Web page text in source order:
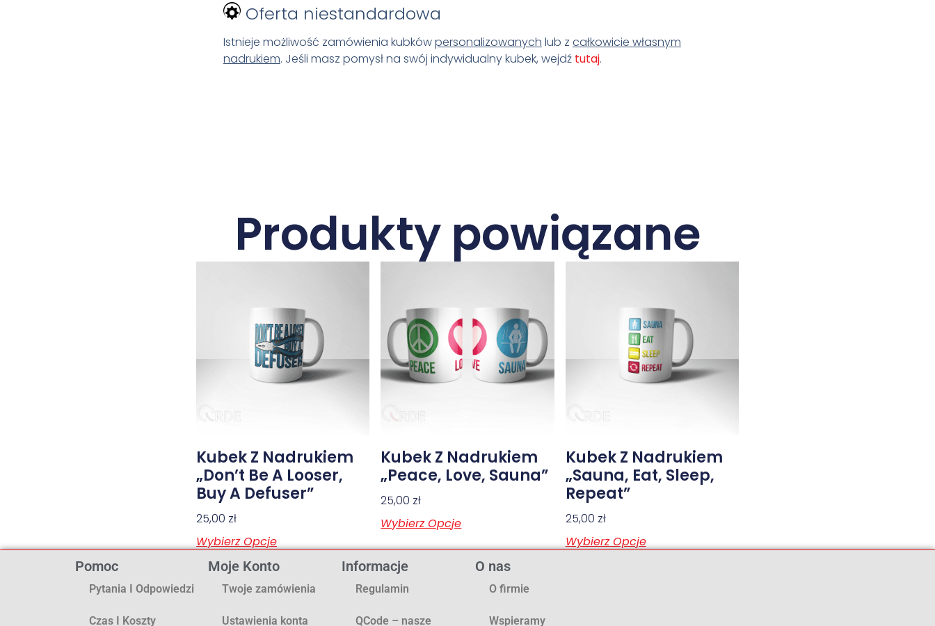
Oferta niestandardowa
Istnieje możliwość zamówienia kubkówpersonalizowanych lub z całkowicie własnym
nadrukiem. Jeśli masz pomysł na swój indywidualny kubek, wejdź tutaj.
Produkty powiązane
Kubek Z Nadrukiem
„Don’t Be A Looser,
Buy A Defuser”
25,00 zł
Wybierz Opcje
Kubek Z Nadrukiem
„Peace, Love, Sauna”
25,00 zł
Wybierz Opcje
Kubek Z Nadrukiem
„Sauna, Eat, Sleep,
Repeat”
25,00 zł
Wybierz Opcje
Pomoc
Pytania I Odpowiedzi
Czas I Koszty
Moje Konto
Twoje zamówienia
Ustawienia konta
Informacje
Regulamin
QCode – nasze
O nas
O firmie
Wspieramy